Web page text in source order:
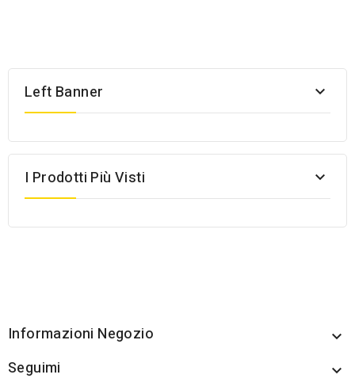
Left Banner 
I Prodotti Più Visti 
Informazioni Negozio 
Seguimi 